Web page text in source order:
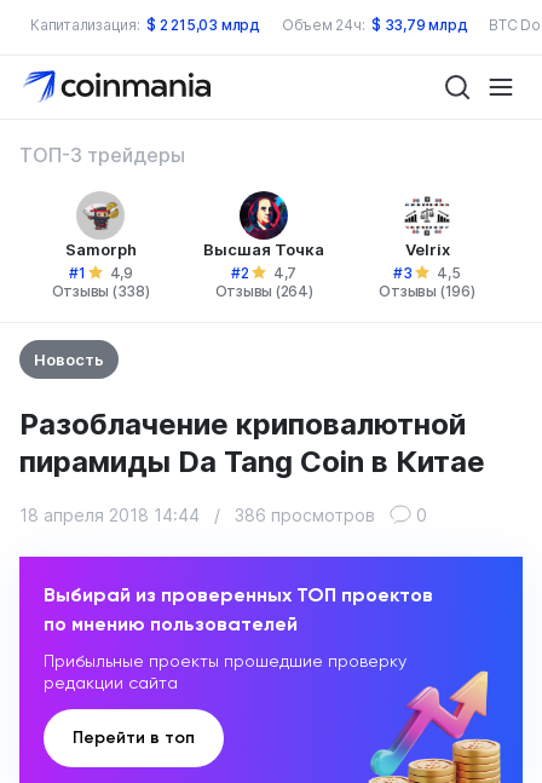
Капитализация: $ 2 215,03 млрд Объем 24ч: $ 33,79 млрд BTC
ТОП-3 трейдеры
Samorph
#1
4,9
Отзывы (338)
Высшая Точка
#2
4,7
Отзывы (264)
Velrix
#3
4,5
Отзывы (196)
Новость
Разоблачение криповалютной
пирамиды Da Tang Coin в Китае
18 апреля 2018 14:44 / 386 просмотров 0
Выбирай из проверенных ТОП проектов
по мнению пользователей
Прибыльные проекты прошедшие проверку
редакции сайта
Перейти в топ